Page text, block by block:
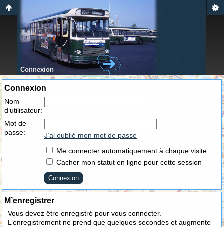
Connexion
Connexion
Nom
d’utilisateur:
Mot de
passe:
J’ai oublié mon mot de passe
Me connecter automatiquement à chaque visite
Cacher mon statut en ligne pour cette session
M’enregistrer
Vous devez être enregistré pour vous connecter.
L’enregistrement ne prend que quelques secondes et augmente